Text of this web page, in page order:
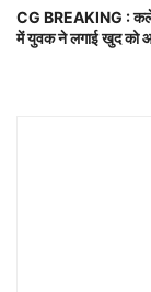
CG BREAKING :
में युवक ने लगाई खुद को